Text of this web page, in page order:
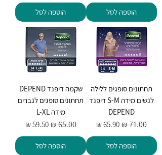
הוספה לסל הוספה לסל
תחתונים סופגים ללילה
לנשים מידה S-M דיפנד
DEPEND
מחיר רגיל מחיר מבצע
הוספה לסל
שקמה דיפנד DEPEND
תחתונים סופגים לגברים
מידה L-XL
מחיר רגיל‏65.00 ‏₪ מחיר מבצע‏59.50 ‏₪
הוספה לסל